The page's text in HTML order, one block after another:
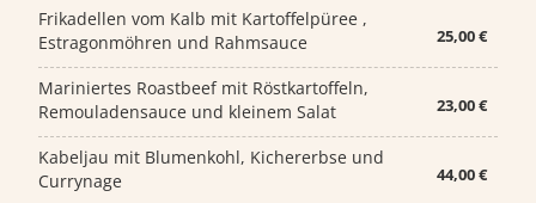
25,00 €
Frikadellen vom Kalb mit Kartoffelpüree ,
Estragonmöhren und Rahmsauce
23,00 €
Mariniertes Roastbeef mit Röstkartoffeln,
Remouladensauce und kleinem Salat
44,00 €
Kabeljau mit Blumenkohl, Kichererbse und
Currynage